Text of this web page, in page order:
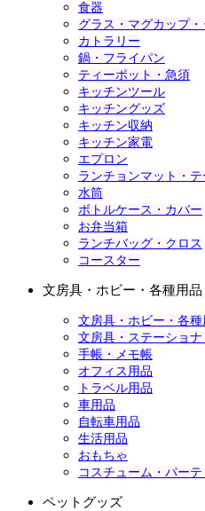
食器
グラス・マグカップ
カトラリー
鍋・フライパン
ティーポット・急須
キッチンツール
キッチングッズ
キッチン収納
キッチン家電
エプロン
ランチョンマット・
水筒
ボトルケース・カバー
お弁当箱
ランチバッグ・クロス
コースター
文房具・ホビー・各種用品
文房具・ホビー・各
文房具・ステーショナ
手帳・メモ帳
オフィス用品
トラベル用品
車用品
自転車用品
生活用品
おもちゃ
コスチューム・パー
ペットグッズ